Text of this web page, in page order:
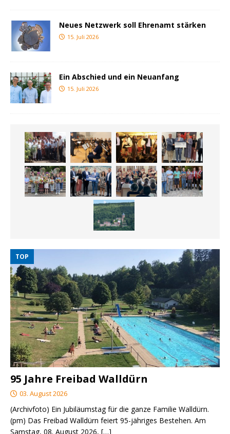
Neues Netzwerk soll Ehrenamt stärken
15. Juli 2026
Ein Abschied und ein Neuanfang
15. Juli 2026
TOP
95 Jahre Freibad Walldürn
03. August 2026
(Archivfoto) Ein Jubiläumstag für die ganze Familie Walldürn.
(pm) Das Freibad Walldürn feiert 95-jähriges Bestehen. Am
Samstag, 08. August 2026, […]